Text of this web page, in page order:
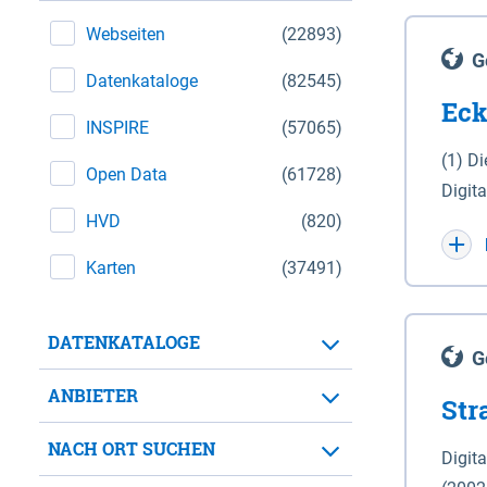
(22893)
Webseiten
(82545)
Datenkataloge
(57065)
INSPIRE
(61728)
Open Data
(820)
HVD
(37491)
Karten
DATENKATALOGE
ANBIETER
NACH ORT SUCHEN
(1)
WGS
für
der in